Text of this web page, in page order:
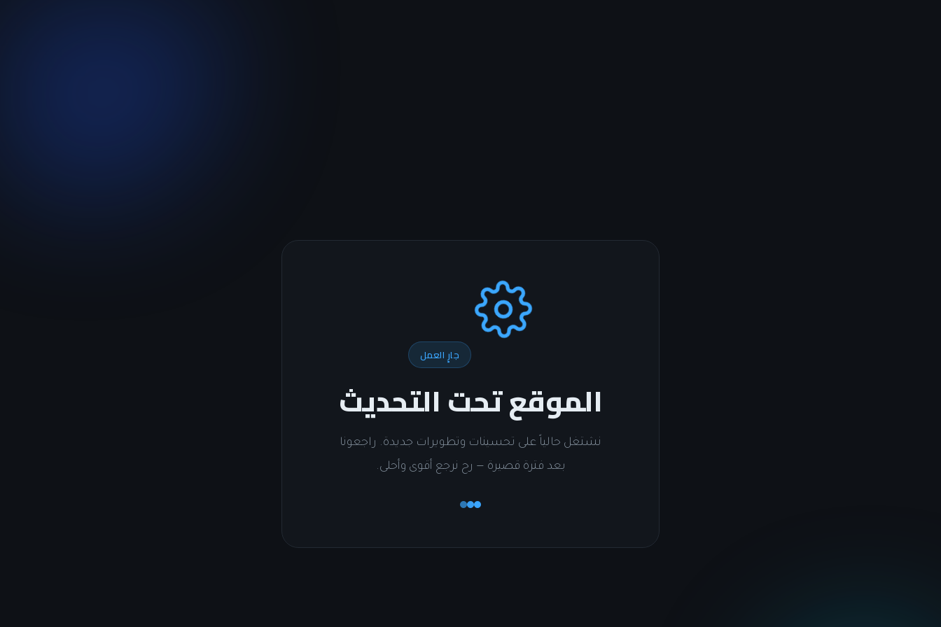
جارٍ العمل
الموقع تحت التحديث
نشتغل حالياً على تحسينات وتطويرات جديدة. راجعونا
بعد فترة قصيرة — رح نرجع أقوى وأحلى.